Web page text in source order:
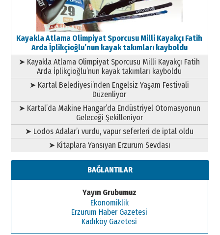
Kayakla Atlama Olimpiyat Sporcusu Milli Kayakçı Fatih
Arda İplikçioğlu’nun kayak takımları kayboldu
➤ Kayakla Atlama Olimpiyat Sporcusu Milli Kayakçı Fatih
Arda İplikçioğlu’nun kayak takımları kayboldu
➤ Kartal Belediyesi’nden Engelsiz Yaşam Festivali
Düzenliyor
➤ Kartal’da Makine Hangar’da Endüstriyel Otomasyonun
Geleceği Şekilleniyor
➤ Lodos Adalar’ı vurdu, vapur seferleri de iptal oldu
➤ Kitaplara Yansıyan Erzurum Sevdası
BAĞLANTILAR
Yayın Grubumuz
Ekonomiklik
Erzurum Haber Gazetesi
Kadıköy Gazetesi